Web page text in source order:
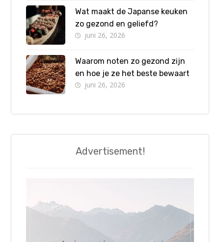
Wat maakt de Japanse keuken
zo gezond en geliefd?
juni 26, 2026
Waarom noten zo gezond zijn
en hoe je ze het beste bewaart
juni 26, 2026
Advertisement!